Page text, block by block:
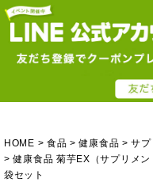
HOME 食品 健康食品 サプ
健康食品 菊芋EX（サプリメ
袋セット